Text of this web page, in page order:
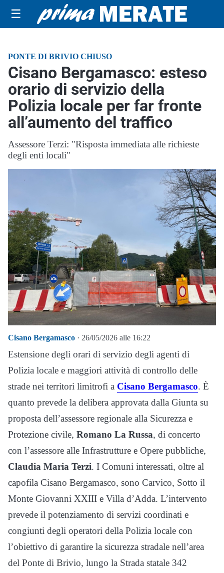
☰
PONTE DI BRIVIO CHIUSO
Cisano Bergamasco: esteso
orario di servizio della
Polizia locale per far fronte
all’aumento del traffico
Assessore Terzi: "Risposta immediata alle richieste
degli enti locali"
Cisano Bergamasco · 26/05/2026 alle 16:22
Estensione degli orari di servizio degli agenti di
Polizia locale e maggiori attività di controllo delle
strade nei territori limitrofi a Cisano Bergamasco. È
quanto prevede la delibera approvata dalla Giunta su
proposta dell’assessore regionale alla Sicurezza e
Protezione civile, Romano La Russa, di concerto
con l’assessore alle Infrastrutture e Opere pubbliche,
Claudia Maria Terzi. I Comuni interessati, oltre al
capofila Cisano Bergamasco, sono Carvico, Sotto il
Monte Giovanni XXIII e Villa d’Adda. L’intervento
prevede il potenziamento di servizi coordinati e
congiunti degli operatori della Polizia locale con
l’obiettivo di garantire la sicurezza stradale nell’area
del Ponte di Brivio, lungo la Strada statale 342